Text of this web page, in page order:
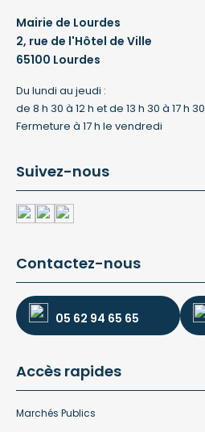
Mairie de Lourdes
2, rue de l'Hôtel de Ville
65100 Lourdes
Du lundi au jeudi :
de 8 h 30 à 12 h et de 13 h 30 à 17 h 30
Fermeture à 17 h le vendredi
Suivez-nous
Contactez-nous
05 62 94 65 65
Accès rapides
Marchés Publics